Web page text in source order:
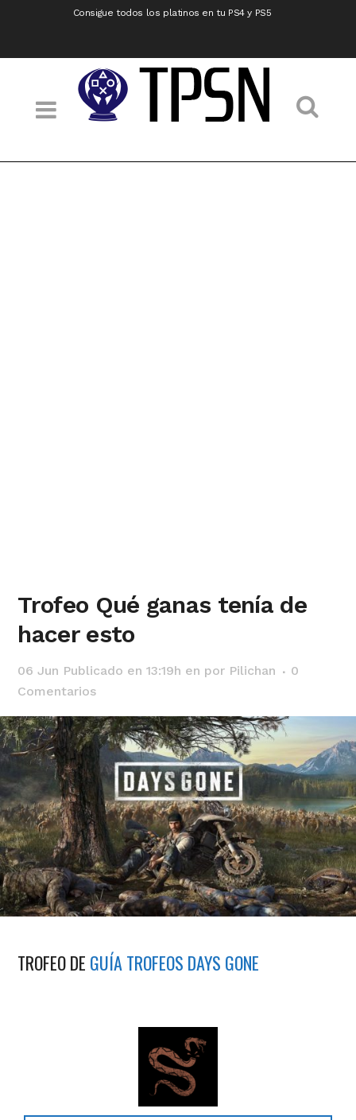
Consigue todos los platinos en tu PS4 y PS5
Trofeo Qué ganas tenía de
hacer esto
06 Jun Publicado en 13:19h en por Pilichan
0
Comentarios
TROFEO DE GUÍA TROFEOS DAYS GONE